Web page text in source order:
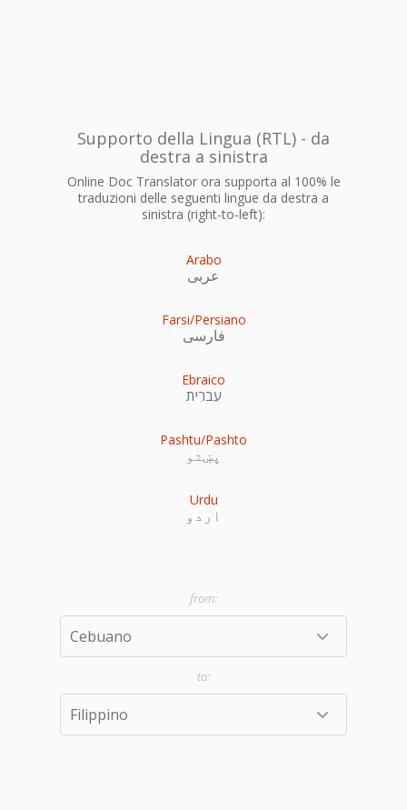
Supporto della Lingua (RTL) - da
destra a sinistra
Online Doc Translator ora supporta al 100% le
traduzioni delle seguenti lingue da destra a
sinistra (right-to-left):
Arabo
عربى
Farsi/Persiano
فارسی
Ebraico
עִברִית
Pashtu/Pashto
پښتو
Urdu
اردو